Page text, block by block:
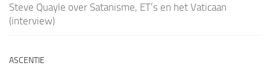
Steve Quayle over Satanisme, ET’s en het Vaticaan
(interview)
ASCENTIE